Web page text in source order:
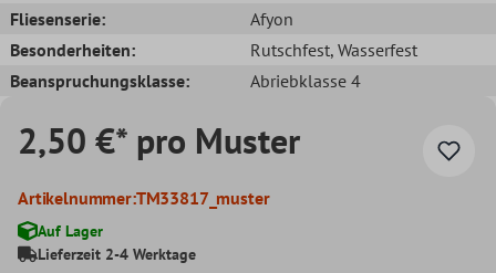
Fliesenserie:
Afyon
Besonderheiten:
Rutschfest, Wasserfest
Beanspruchungsklasse:
Abriebklasse 4
2,50 €* pro Muster
Artikelnummer:TM33817_muster
Auf Lager
Lieferzeit 2-4 Werktage